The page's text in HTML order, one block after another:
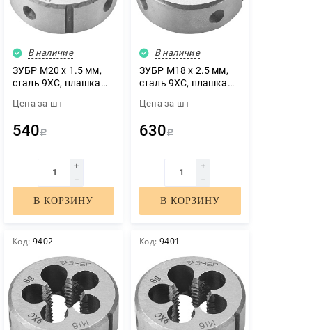
В наличие
ЗУБР М20 x 1.5 мм,
сталь 9ХС, плашка
28022-20-1.5)
Цена за шт
540 Р
В КОРЗИНУ
В наличие
ЗУБР М18 x 2.5 мм,
сталь 9ХС, плашка
28022-18-2.5)
Цена за шт
630 Р
В КОРЗИНУ
Код: 9402 Код: 9401